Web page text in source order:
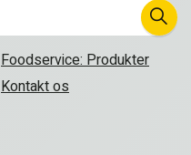
Foodservice: Produkter
Kontakt os